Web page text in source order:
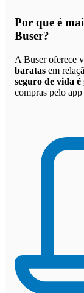
Por que é
Buser?
A Buser oferece
baratas em
seguro de vida
compras pelo app